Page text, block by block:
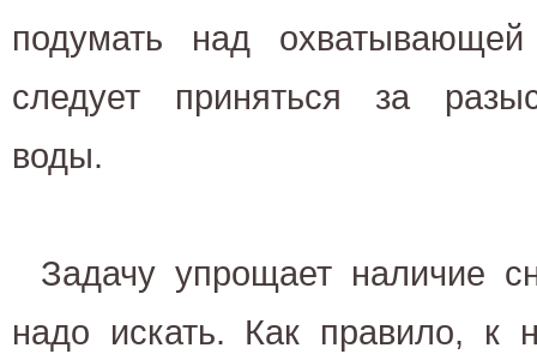
подумать над
следует приняться за
воды.
Задачу упрощает наличие
надо искать. Как правило, к